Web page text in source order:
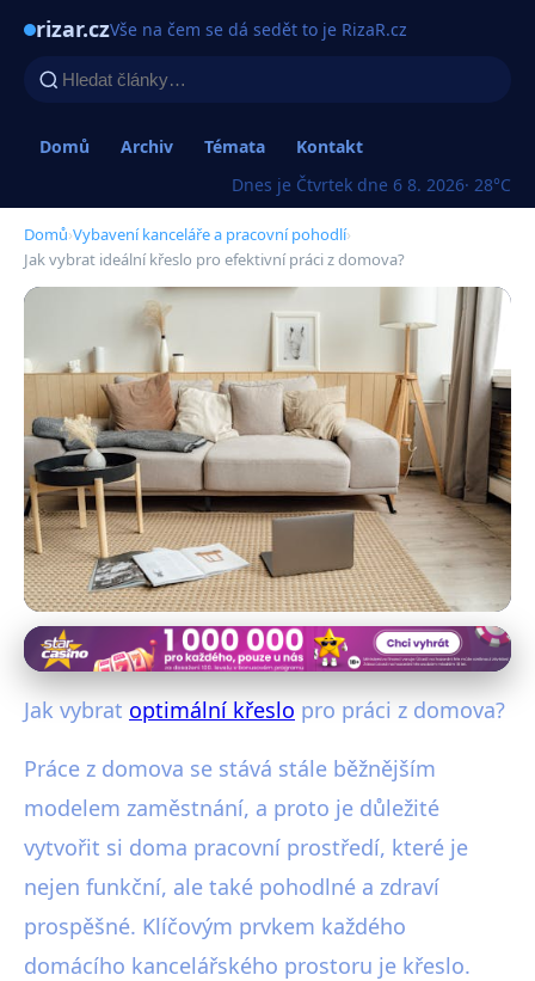
rizar.czVše na čem se dá sedět to je RizaR.cz
Domů Archiv Témata
Kontakt
Dnes je Čtvrtek dne 6 8. 2026· 28°C
Domů›Vybavení kanceláře a pracovní pohodlí›
Jak vybrat ideální křeslo pro efektivní práci z domova?
Vybavení kanceláře a pracovní pohodlí
Jak vybrat ideální křeslo pro
28. 10. 2025 · 4 min čtení · Autor: Jakub Švec
Jak vybrat optimální křeslo pro práci z domova?
Práce z domova se stává stále běžnějším
modelem zaměstnání, a proto je důležité
vytvořit si doma pracovní prostředí, které je
nejen funkční, ale také pohodlné a zdraví
prospěšné. Klíčovým prvkem každého
domácího kancelářského prostoru je křeslo.